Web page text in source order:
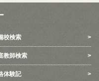
校検索
教師検索
体験記